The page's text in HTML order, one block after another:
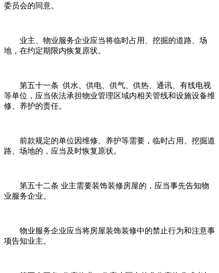
委员会的同意。
业主、物业服务企业应当将临时占用、挖掘的道路、场
地，在约定期限内恢复原状。
第五十一条 供水、供电、供气、供热、通讯、有线电视
等单位，应当依法承担物业管理区域内相关管线和设施设备维
修、养护的责任。
前款规定的单位因维修、养护等需要，临时占用、挖掘道
路、场地的，应当及时恢复原状。
第五十二条 业主需要装饰装修房屋的，应当事先告知物
业服务企业。
物业服务企业应当将房屋装饰装修中的禁止行为和注意事
项告知业主。